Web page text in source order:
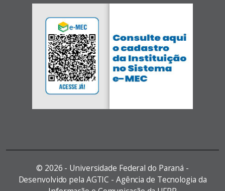
© 2026 - Universidade Federal do Paraná -
Desenvolvido pela AGTIC - Agência de Tecnologia da